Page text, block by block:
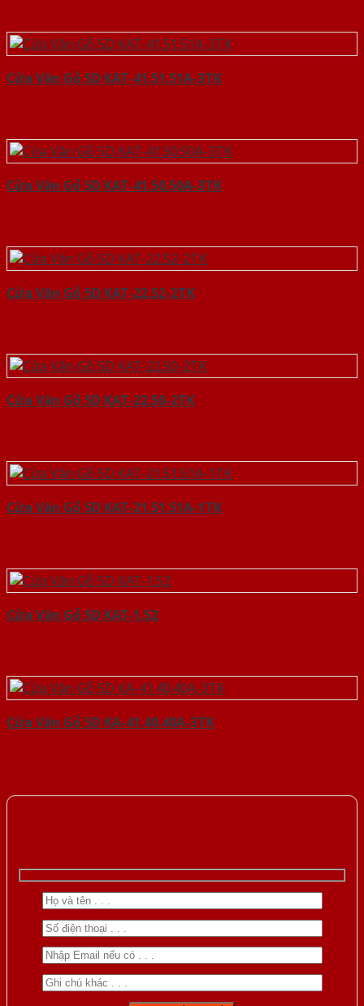
Cửa Vân Gỗ 5D KAT-41.51.51A-3TK
Cửa Vân Gỗ 5D KAT-41.50.50A-3TK
Cửa Vân Gỗ 5D KAT-22.52-2TK
Cửa Vân Gỗ 5D KAT-22.50-2TK
Cửa Vân Gỗ 5D KAT-21.51.51A-1TK
Cửa Vân Gỗ 5D KAT-1.52
Cửa Vân Gỗ 5D KA-41.40.40A-3TK